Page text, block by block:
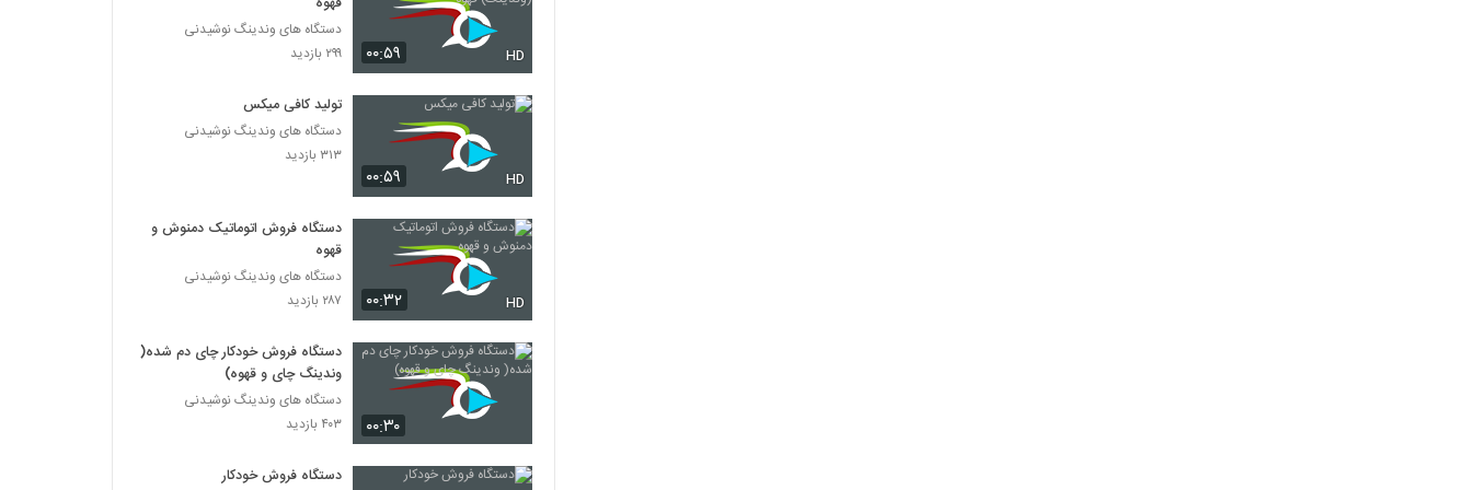
۰۰:۵۹ HD
دستگاه های وندینگ نوشیدنی
۲۹۹ بازدید
۰۰:۵۹ HD
تولید کافی میکس
دستگاه های وندینگ نوشیدنی
۳۱۳ بازدید
۰۰:۳۲ HD
دستگاه فروش اتوماتیک دمنوش و
قهوه
دستگاه های وندینگ نوشیدنی
۲۸۷ بازدید
۰۰:۳۰
دستگاه فروش خودکار چای دم شده(
وندینگ چای و قهوه)
دستگاه های وندینگ نوشیدنی
۴۰۳ بازدید
دستگاه فروش خودکار